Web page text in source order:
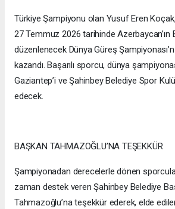
Türkiye Şampiyonu olan Yusuf Eren
27 Temmuz 2026 tarihinde Azerbaycan’ın
düzenlenecek Dünya Güreş
kazandı. Başarılı sporcu, dünya
Gaziantep’i ve Şahinbey Belediye Spor
edecek.
BAŞKAN TAHMAZOĞLU’NA TEŞEKKÜR
Şampiyonadan derecelerle dönen
zaman destek veren Şahinbey Belediye
Tahmazoğlu’na teşekkür ederek, elde